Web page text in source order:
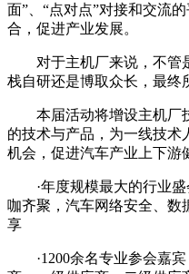
面”、“点对点”对接和交流
合，促进产业发展。
对于主机厂来说，不管
栈自研还是博取众长，最终
本届活动将增设主机厂
的技术与产品，为一线技术
机会，促进汽车产业上下游
·年度规模最大的行业盛
咖齐聚，汽车网络安全、数
享
·1200余名专业参会嘉宾